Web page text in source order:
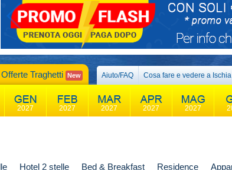
Offerte Traghetti New Aiuto/FAQ Cosa fare e vedere a Ischia
2027 2027 2027 2027 2027
Hotel 2 stelle Bed & Breakfast Residence